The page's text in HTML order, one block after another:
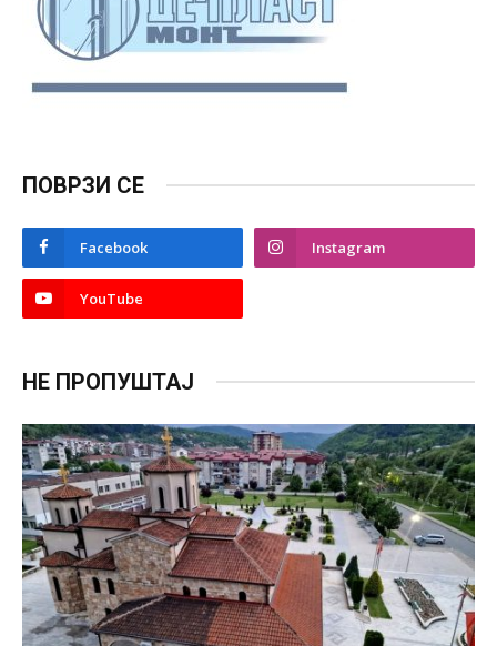
ПОВРЗИ СЕ
Facebook Instagram
YouTube
НЕ ПРОПУШТАЈ